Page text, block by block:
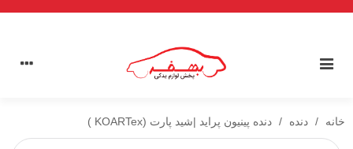
خانه / دنده / دنده پینیون پراید |شید پارت (KOARTex )